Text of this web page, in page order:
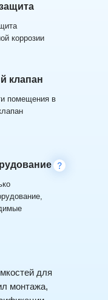
коррозии
клапан
помещения в
для
монтажа,